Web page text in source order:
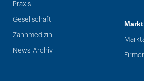
Praxis
Gesellschaft
Zahnmedizin
News-Archiv
Markt